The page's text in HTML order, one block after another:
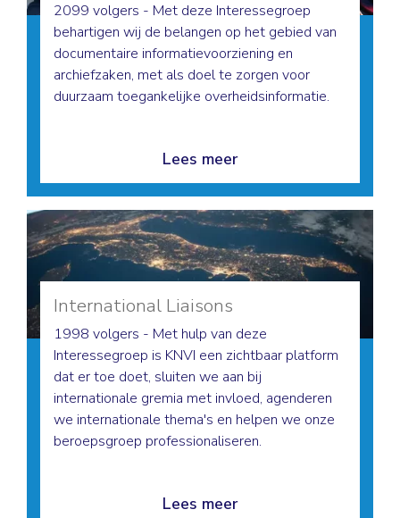
2099 volgers - Met deze Interessegroep
behartigen wij de belangen op het gebied van
documentaire informatievoorziening en
archiefzaken, met als doel te zorgen voor
duurzaam toegankelijke overheidsinformatie.
Lees meer
International Liaisons
1998 volgers - Met hulp van deze
Interessegroep is KNVI een zichtbaar platform
dat er toe doet, sluiten we aan bij
internationale gremia met invloed, agenderen
we internationale thema's en helpen we onze
beroepsgroep professionaliseren.
Lees meer